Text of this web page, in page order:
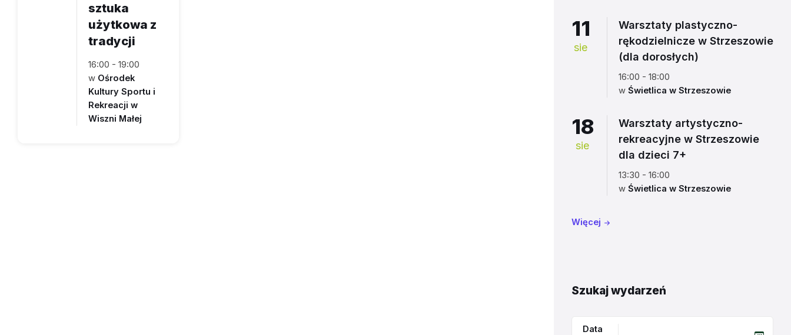
sztuka
użytkowa z
tradycji
16:00 - 19:00
w Ośrodek
Kultury Sportu i
Rekreacji w
Wiszni Małej
11
sie
Warsztaty plastyczno-
rękodzielnicze w Strzeszowie
(dla dorosłych)
16:00 - 18:00
w Świetlica w Strzeszowie
18
sie
Warsztaty artystyczno-
rekreacyjne w Strzeszowie
dla dzieci 7+
13:30 - 16:00
w Świetlica w Strzeszowie
Więcej
Szukaj wydarzeń
Data